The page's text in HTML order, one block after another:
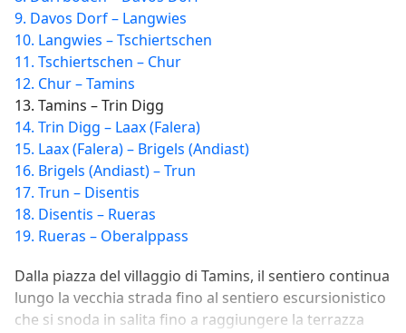
9. Davos Dorf – Langwies
10. Langwies – Tschiertschen
11. Tschiertschen – Chur
12. Chur – Tamins
13. Tamins – Trin Digg
14. Trin Digg – Laax (Falera)
15. Laax (Falera) – Brigels (Andiast)
16. Brigels (Andiast) – Trun
17. Trun – Disentis
18. Disentis – Rueras
19. Rueras – Oberalppass
Dalla piazza del villaggio di Tamins, il sentiero continua
lungo la vecchia strada fino al sentiero escursionistico
che si snoda in salita fino a raggiungere la terrazza